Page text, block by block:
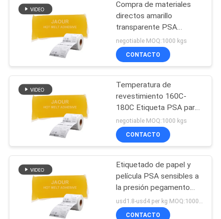
CALIDAD
CONTACTA
CON
NOSOTROS
NOTICIAS
CASOS
SOLICITAR
UNA CITA
Pegamento
piezosensible del
PSA
PEGAMENTO DEL
PSA
Compra de materiales
directos amarillo
transparente PSA
sensible a la presión
adhesivo ventaja
negotiable MOQ:1000 kgs
CONTACTO
Temperatura de
revestimiento 160C-
180C Etiqueta PSA para
la región Más de 60
países
negotiable MOQ:1000 kgs
CONTACTO
Etiquetado de papel y
película PSA sensibles a
la presión pegamento
adhesivo Psa de fusión
en caliente
usd1.8-usd4 per kg MOQ:1000 kilos
CONTACTO